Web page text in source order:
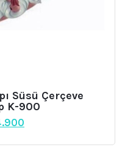
Süsü Çerçeve
K-900
fiyat: